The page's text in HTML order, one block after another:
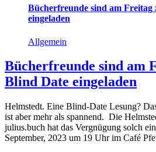
Bücherfreunde sind am Freitag
eingeladen
Allgemein
Bücherfreunde sind am
Blind Date eingeladen
Helmstedt. Eine Blind-Date Lesung?
ist aber mehr als spannend. Die
julius.buch hat das Vergnügung solch
September, 2023 um 19 Uhr im Café